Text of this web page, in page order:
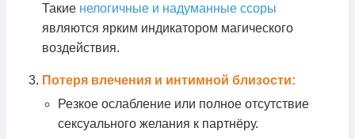
Такие нелогичные и надуманные ссоры
являются ярким индикатором магического
воздействия.
Потеря влечения и интимной близости:
Резкое ослабление или полное отсутствие
сексуального желания к партнёру.